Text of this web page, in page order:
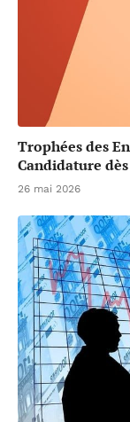
Trophées des
Candidature
26 mai 2026